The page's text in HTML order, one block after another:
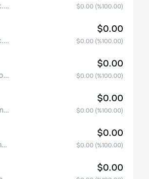
Alphabet Inc. Class A Common Stock $0.00(%100.00)
Alphabet Inc. Class C Capital Stock
$0.00
$0.00(%100.00)
Microsoft Corp
$0.00
$0.00(%100.00)
Amazon.Com Inc
$0.00
$0.00(%100.00)
Broadcom Inc. Common Stock
$0.00
$0.00(%100.00)
$0.00